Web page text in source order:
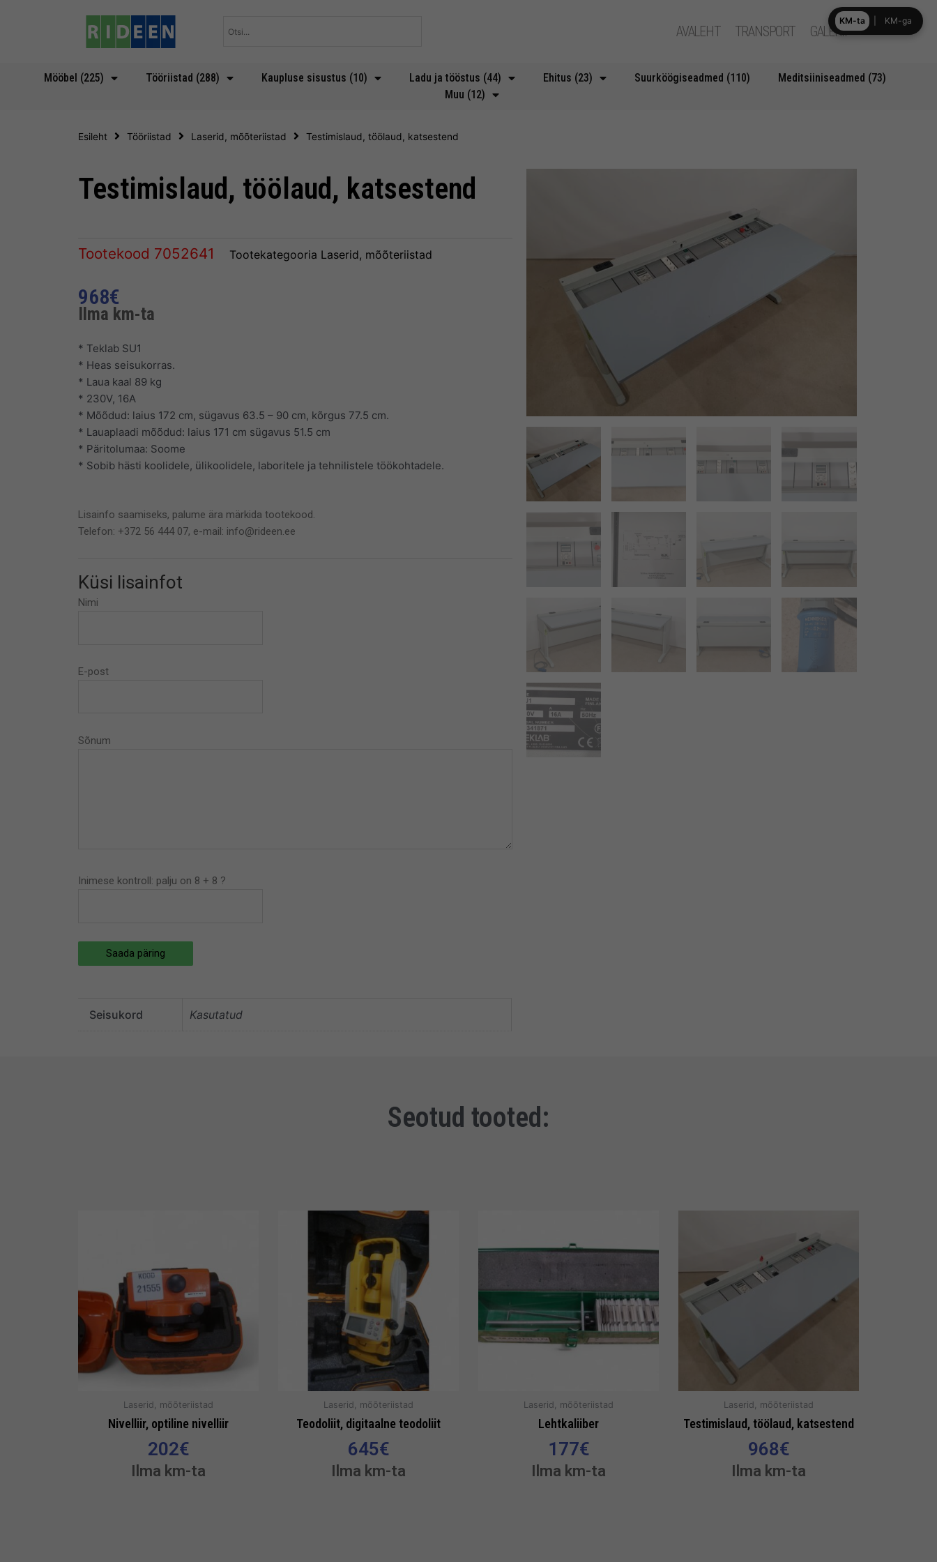
AVALEHT TRANSPORT GALERII
Mööbel (225) Tööriistad (288) Kaupluse sisustus (10) Ladu ja tööstus (44) Ehitus (23) Suurköögiseadmed (110)
Meditsiiniseadmed (73)
Muu (12)
Esileht Tööriistad Laserid, mõõteriistad Testimislaud, töölaud, katsestend
Testimislaud, töölaud, katsestend
Tootekood 7052641 Tootekategooria Laserid, mõõteriistad
968€
Ilma km-ta
* Teklab SU1
* Heas seisukorras.
* Laua kaal 89 kg
* 230V, 16A
* Mõõdud: laius 172 cm, sügavus 63.5 – 90 cm, kõrgus 77.5 cm.
* Lauaplaadi mõõdud: laius 171 cm sügavus 51.5 cm
* Päritolumaa: Soome
* Sobib hästi koolidele, ülikoolidele, laboritele ja tehnilistele töökohtadele.
Lisainfo saamiseks, palume ära märkida tootekood.
Telefon: +372 56 444 07, e-mail: info@rideen.ee
Küsi lisainfot
Nimi
E-post
Sõnum
Inimese kontroll: palju on 8 + 8 ?
Saada päring
Seisukord Kasutatud
Seotud tooted:
Laserid, mõõteriistad
Nivelliir, optiline nivelliir
202€
Ilma km-ta
Laserid, mõõteriistad
Teodoliit, digitaalne teodoliit
645€
Ilma km-ta
Laserid, mõõteriistad
Lehtkaliiber
177€
Ilma km-ta
Laserid, mõõteriistad
Testimislaud, töölaud, katsestend
968€
Ilma km-ta
KM-ta KM-ga